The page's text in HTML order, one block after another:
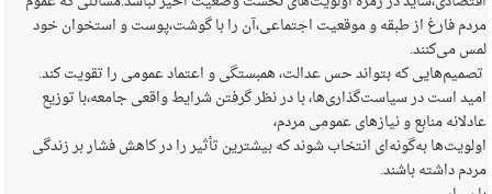
مردم فارغ از طبقه و موقعیت اجتماعی،آن را با گوشت،پوست و استخوان خود
لمس می‌کنند.
تصمیم‌هایی که بتواند حس عدالت، همبستگی و اعتماد عمومی را تقویت کند.
امید است در سیاست‌گذاری‌ها، با در نظر گرفتن شرایط واقعی جامعه،با توزیع
عادلانه منابع و نیازهای عمومی مردم،
اولویت‌ها به‌گونه‌ای انتخاب شوند که بیشترین تأثیر را در کاهش فشار بر زندگی
مردم داشته باشند.